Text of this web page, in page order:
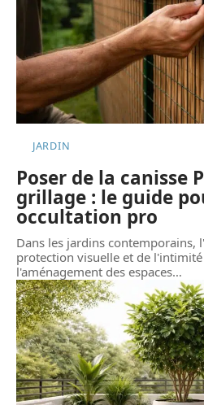
JARDIN
Poser de la canisse
grillage : le guide
occultation pro
Dans les jardins contemporains,
protection visuelle et de
l'aménagement des espaces…